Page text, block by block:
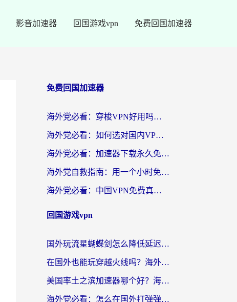
影音加速器 回国游戏vpn 免费回国加速器
免费回国加速器
海外党必看：穿梭VPN好用吗？和云帆VPN对比哪个回国效果更好？附真实测评+避坑指南
海外党必看：如何选对国内VPN，实现无缝访问国内资源？
海外党必看：加速器下载永久免费版真的存在吗？教你无缝访问国内资源的正确姿势
海外党自救指南：用一个小时免费加速器，轻松打破国内资源访问壁垒？
海外党必看：中国VPN免费真的靠谱吗？手把手教你选对回国加速器
回国游戏vpn
国外玩流星蝴蝶剑怎么降低延迟？海外党必看的加速秘籍（含欧洲鸣潮&彩虹岛优化攻略）
在国外也能玩穿越火线吗？海外玩家国服游戏畅玩终极指南
美国率土之滨加速器哪个好？海外党国服游戏畅玩终极指南（附多游戏解决方案）
海外党必看：怎么在国外打弹弹堂不卡？番茄加速器亲测指南